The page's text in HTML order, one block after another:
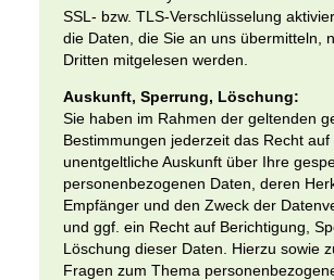
SSL- bzw. TLS-Verschlüsselung
die Daten, die Sie an uns übermitteln,
Dritten mitgelesen werden.
Auskunft, Sperrung, Löschung:
Sie haben im Rahmen der geltenden
Bestimmungen jederzeit das Recht auf
unentgeltliche Auskunft über Ihre
personenbezogenen Daten, deren
Empfänger und den Zweck der
und ggf. ein Recht auf Berichtigung,
Löschung dieser Daten. Hierzu sowie
Fragen zum Thema